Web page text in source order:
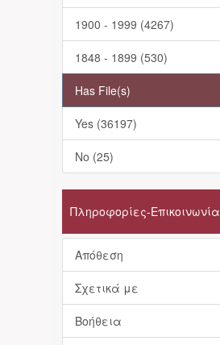
1900 - 1999 (4267)
1848 - 1899 (530)
Has File(s)
Yes (36197)
No (25)
Πληροφορίες-Επικοινωνία
Απόθεση
Σχετικά με
Βοήθεια